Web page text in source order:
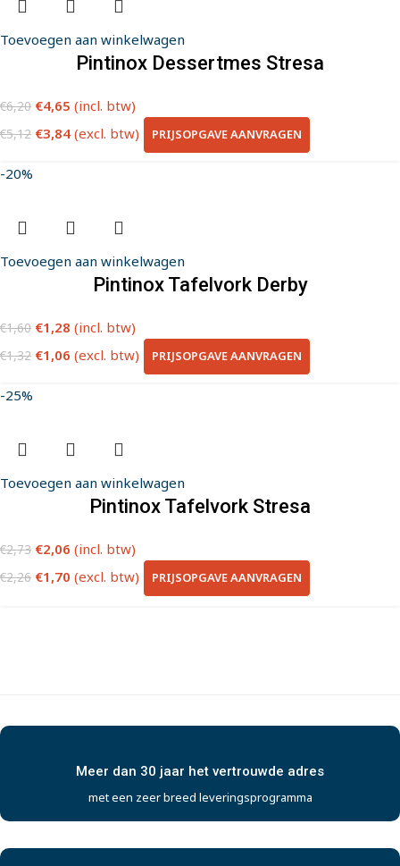
Toevoegen aan winkelwagen
Pintinox Dessertmes Stresa
€6,20 €4,65 (incl. btw)
€5,12 €3,84 (excl. btw) PRIJSOPGAVE AANVRAGEN
-20%
Toevoegen aan winkelwagen
Pintinox Tafelvork Derby
€1,60 €1,28 (incl. btw)
€1,32 €1,06 (excl. btw) PRIJSOPGAVE AANVRAGEN
-25%
Toevoegen aan winkelwagen
Pintinox Tafelvork Stresa
€2,73 €2,06 (incl. btw)
€2,26 €1,70 (excl. btw) PRIJSOPGAVE AANVRAGEN
Meer dan 30 jaar het vertrouwde adres
met een zeer breed leveringsprogramma